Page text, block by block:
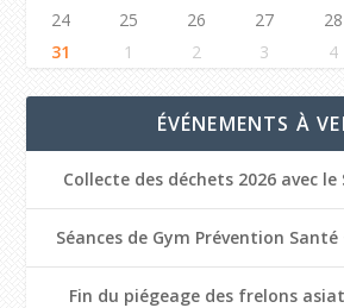
24
25 26 27 28
31
1 2 3 4
ÉVÉNEMENTS À
Collecte des déchets 2026 avec le
Séances de Gym Prévention Santé
Fin du piégeage des frelons